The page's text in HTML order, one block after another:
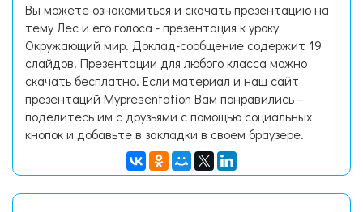
Вы можете ознакомиться и скачать презентацию на
тему Лес и его голоса - презентация к уроку
Окружающий мир. Доклад-сообщение содержит 19
слайдов. Презентации для любого класса можно
скачать бесплатно. Если материал и наш сайт
презентаций Mypresentation Вам понравились –
поделитесь им с друзьями с помощью социальных
кнопок и добавьте в закладки в своем браузере.